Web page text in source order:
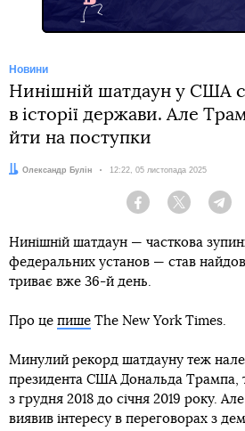
Новини
Нинішній шатдаун у США
в історії держави. Але
йти на поступки
Автор:
Олександр Булін Дата:
12:22, 05 листопада 2025
Facebook Twitter
Нинішній шатдаун — часткова
федеральних установ — став
триває вже 36-й день.
Про це пише The New York Times.
Минулий рекорд шатдауну теж
президента США Дональда Трампа,
з грудня 2018 до січня 2019 року.
виявив інтересу в переговорах з